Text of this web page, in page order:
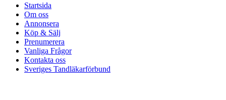
Startsida
Om oss
Annonsera
Köp & Sälj
Prenumerera
Vanliga Frågor
Kontakta oss
Sveriges Tandläkarförbund